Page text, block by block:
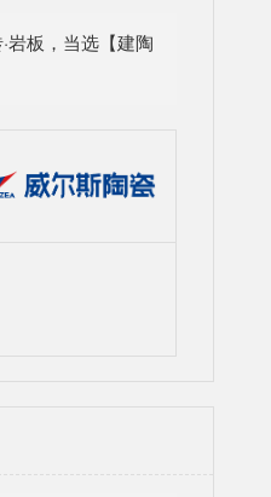
岩板，当选【建陶